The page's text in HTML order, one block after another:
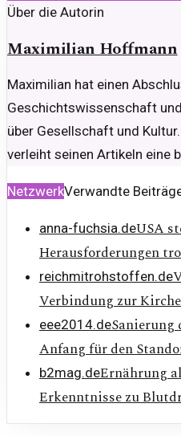
Über die Autorin
Maximilian Hoffmann
Maximilian hat einen
Geschichtswissenschaft
über Gesellschaft und
verleiht seinen Artikeln eine
NetzwerkVerwandte
anna-fuchsia.deUSA
Herausforderungen
reichmitrohstoffen.de
Verbindung zur Kirche
eee2014.deSanierung
Anfang für den
b2mag.deErnährung
Erkenntnisse zu